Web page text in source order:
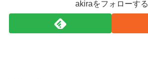
akiraをフォローする